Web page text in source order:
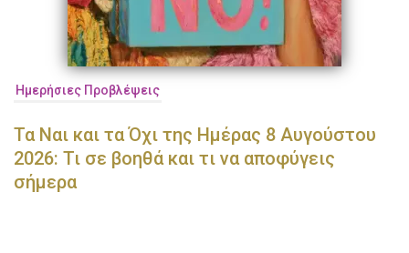
Ημερήσιες Προβλέψεις
Τα Ναι και τα Όχι της Ημέρας 8 Αυγούστου
2026: Τι σε βοηθά και τι να αποφύγεις
σήμερα